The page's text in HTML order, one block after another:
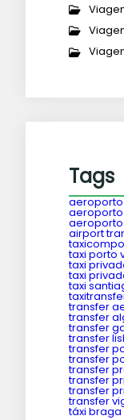
Tags
airport
taxi porto
taxi
taxi
taxi
transfer
transfer
transfer
transfer
transfer
transfer
transfer
transfer
transfer
transfer
táxi braga